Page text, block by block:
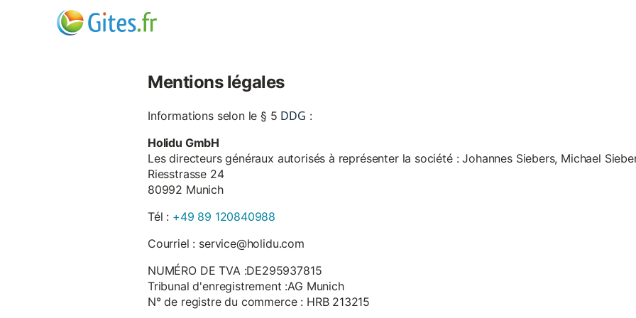
Mentions légales
Informations selon le § 5 DDG :
Holidu GmbH
Les directeurs généraux autorisés à représenter la société : Johannes Siebers, Michael
Riesstrasse 24
80992 Munich
Tél : +49 89 120840988
Courriel : service@holidu.com
NUMÉRO DE TVA :DE295937815
Tribunal d'enregistrement :AG Munich
N° de registre du commerce : HRB 213215